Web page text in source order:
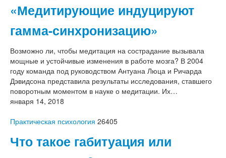
«Медитирующие индуцируют
гамма-синхронизацию»
Возможно ли, чтобы медитация на сострадание вызывала
мощные и устойчивые изменения в работе мозга? В 2004
году команда под руководством Антуана Люца и Ричарда
Дэвидсона представила результаты исследования, ставшего
поворотным моментом в науке о медитации. Их…
января 14, 2018
Практическая психология 26405
Что такое габитуация или